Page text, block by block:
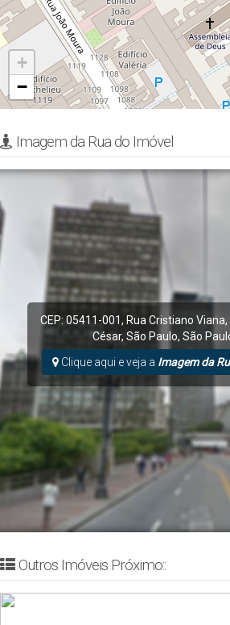
+
−
Imagem da Rua do Imóvel
CEP: 05411-001, Rua Cristiano Viana,
César,São Paulo,São
Clique aqui e veja a Imagem da
Outros Imóveis Próximo::